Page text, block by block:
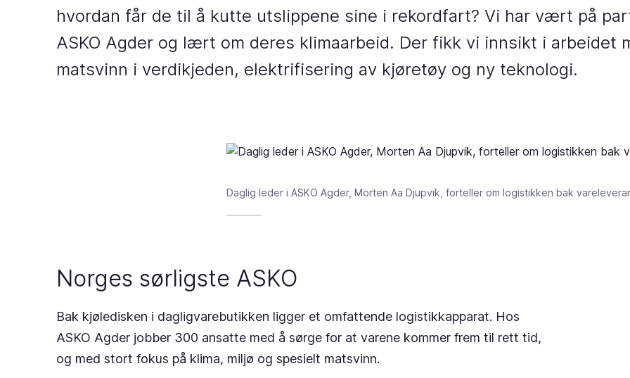
hvordan får de til å kutte utslippene sine i rekordfart? Vi har vært på
ASKO Agder og lært om deres klimaarbeid. Der fikk vi innsikt i arbeidet
matsvinn i verdikjeden, elektrifisering av kjøretøy og ny teknologi.
Daglig leder i ASKO Agder, Morten Aa Djupvik, forteller om logistikken bak
Norges sørligste ASKO
Bak kjøledisken i dagligvarebutikken ligger et omfattende logistikkapparat. Hos
ASKO Agder jobber 300 ansatte med å sørge for at varene kommer frem til rett tid,
og med stort fokus på klima, miljø og spesielt matsvinn.